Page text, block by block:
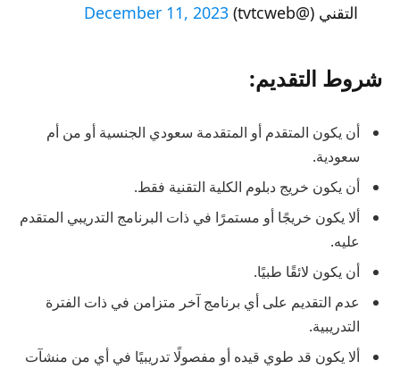
التقني (@tvtcweb)
December 11, 2023
شروط التقديم:
أن يكون المتقدم أو المتقدمة سعودي الجنسية أو من أم
سعودية.
أن يكون خريج دبلوم الكلية التقنية فقط.
ألا يكون خريجًا أو مستمرًا في ذات البرنامج التدريبي المتقدم
عليه.
أن يكون لائقًا طبيًا.
عدم التقديم على أي برنامج آخر متزامن في ذات الفترة
التدريبية.
ألا يكون قد طوي قيده أو مفصولًا تدريبيًا في أي من منشآت